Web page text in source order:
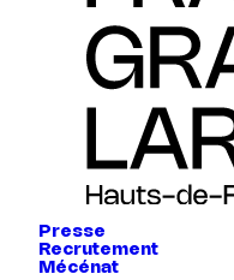
Presse
Recrutement
Mécénat